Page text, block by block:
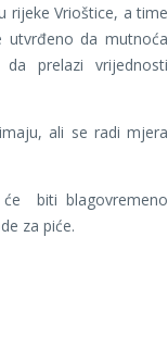
rijeke Vrioštice, a time
utvrđeno da mutnoća
prelazi vrijednosti
ali se radi mjera
biti blagovremeno
za piće.